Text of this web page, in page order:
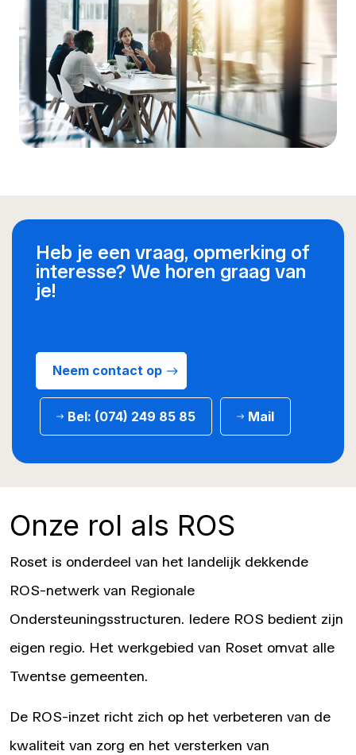
Heb je een vraag, opmerking of
interesse? We horen graag van
je!
Neem contact op
Bel: (074) 249 85 85 Mail
Onze rol als ROS
Roset is onderdeel van het landelijk dekkende
ROS-netwerk van Regionale
Ondersteuningsstructuren. Iedere ROS bedient zijn
eigen regio. Het werkgebied van Roset omvat alle
Twentse gemeenten.
De ROS-inzet richt zich op het verbeteren van de
kwaliteit van zorg en het versterken van